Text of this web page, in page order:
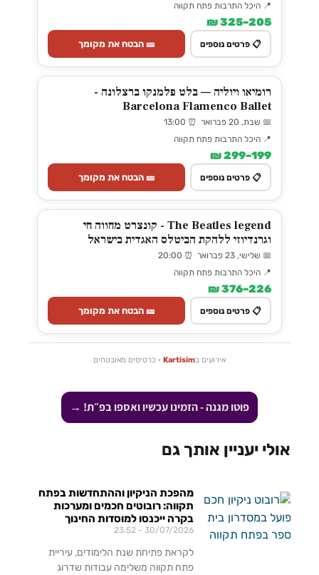
📍 היכל התרבות פתח תקווה
205–325 ₪
📋 פרטים נוספים 🎫 הבטח את מקומך
רומיאו ויוליה — בלט פלמנקו ברצלונה -
Barcelona Flamenco Ballet
📅 שבת, 20 פברואר ⏰ 13:00
📍 היכל התרבות פתח תקווה
199–299 ₪
📋 פרטים נוספים 🎫 הבטח את מקומך
The Beatles legend - קונצרט מחווה חי
וגרנדיוזי ללהקת הביטלס האגדית בישראל
📅 שלישי, 23 פברואר ⏰ 20:00
📍 היכל התרבות פתח תקווה
226–376 ₪
📋 פרטים נוספים 🎫 הבטח את מקומך
אירועים בKartisim · כרטיסים מאובטחים
פוטו מגנה - הזמינו עכשיו ואספו בפ״ת! →
אולי יעניין אותך גם
מהפכת הניקיון וההתחדשות בפתח
תקווה: רובוטים חכמים ומערכות
בקרה ייכנסו למוסדות החינוך
30/07/2026
לקראת פתיחת שנת הלימודים, עיריית
פתח תקווה משלימה עבודות שדרוג